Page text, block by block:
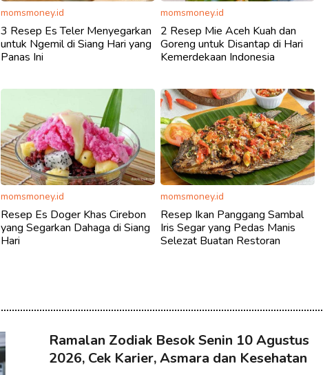
momsmoney.id
3 Resep Es Teler Menyegarkan
untuk Ngemil di Siang Hari yang
Panas Ini
momsmoney.id
2 Resep Mie Aceh Kuah dan
Goreng untuk Disantap di Hari
Kemerdekaan Indonesia
momsmoney.id
Resep Es Doger Khas Cirebon
yang Segarkan Dahaga di Siang
Hari
momsmoney.id
Resep Ikan Panggang Sambal
Iris Segar yang Pedas Manis
Selezat Buatan Restoran
Ramalan Zodiak Besok Senin 10 Agustus
2026, Cek Karier, Asmara dan Kesehatan